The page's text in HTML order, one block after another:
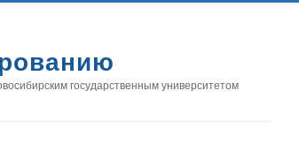
государственным университетом